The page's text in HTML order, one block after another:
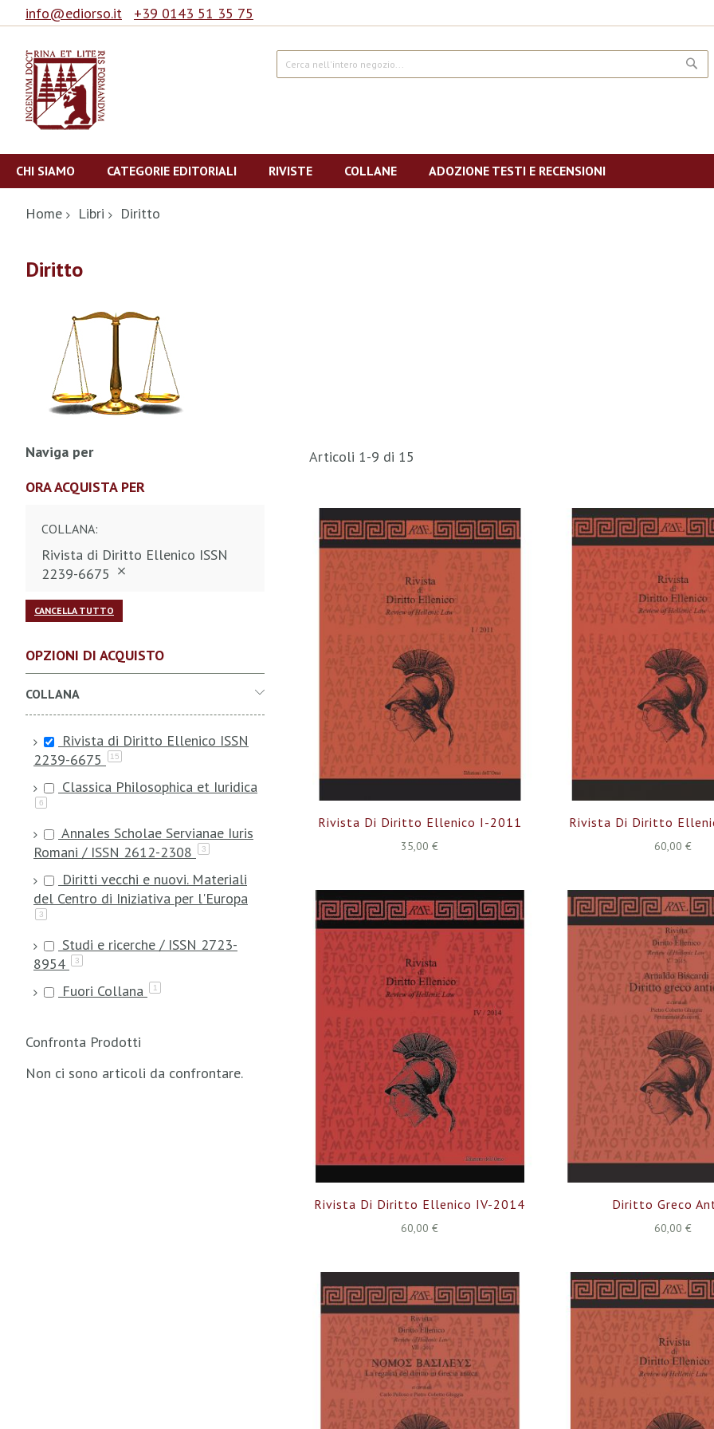
info@ediorso.it +39 0143 51 35 75
Cerca
al
contenuto
CHI SIAMO CATEGORIE EDITORIALI RIVISTE COLLANE ADOZIONE TESTI E RECENSIONI
Home Libri Diritto
Diritto
Articoli 1-9 di 15
Rivista Di Diritto Ellenico I-2011
35,00 €
Rivista Di Diritto
60,00 €
Rivista Di Diritto Ellenico IV-2014
60,00 €
Diritto Greco
60,00 €
Naviga per
ORA ACQUISTA PER
COLLANA
Rivista di Diritto Ellenico ISSN
2239-6675
CANCELLA TUTTO
OPZIONI DI ACQUISTO
COLLANA
Rivista di Diritto Ellenico ISSN
2239-6675
15
Classica Philosophica et Iuridica
6
Annales Scholae Servianae Iuris
Romani / ISSN 2612-2308
3
Diritti vecchi e nuovi. Materiali
del Centro di Iniziativa per l'Europa
3
Studi e ricerche / ISSN 2723-
8954
3
Fuori Collana 1
Confronta Prodotti
Non ci sono articoli da confrontare.